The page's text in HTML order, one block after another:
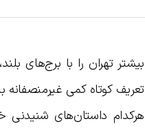
بیشتر تهران را با برج‌های
تعریف کوتاه کمی
هرکدام داستان‌های شنیدنی